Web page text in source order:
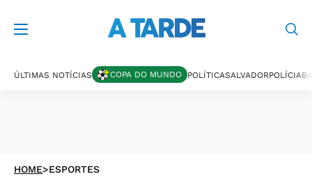
ÚLTIMAS NOTÍCIAS COPA DO MUNDO POLÍTICASALVADORPOLÍCIA
HOME>ESPORTES